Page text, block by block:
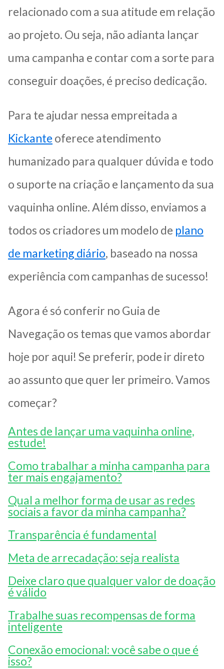
relacionado com a sua atitude em relação
ao projeto. Ou seja, não adianta lançar
uma campanha e contar com a sorte para
conseguir doações, é preciso dedicação.
Para te ajudar nessa empreitada a
Kickante oferece atendimento
humanizado para qualquer dúvida e todo
o suporte na criação e lançamento da sua
vaquinha online. Além disso, enviamos a
todos os criadores um modelo de plano
de marketing diário, baseado na nossa
experiência com campanhas de sucesso!
Agora é só conferir no Guia de
Navegação os temas que vamos abordar
hoje por aqui! Se preferir, pode ir direto
ao assunto que quer ler primeiro. Vamos
começar?
Antes de lançar uma vaquinha online,
estude!
Como trabalhar a minha campanha para
ter mais engajamento?
Qual a melhor forma de usar as redes
sociais a favor da minha campanha?
Transparência é fundamental
Meta de arrecadação: seja realista
Deixe claro que qualquer valor de doação
é válido
Trabalhe suas recompensas de forma
inteligente
Conexão emocional: você sabe o que é
isso?